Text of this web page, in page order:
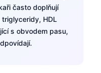
často doplňují
HDL
s obvodem pasu,